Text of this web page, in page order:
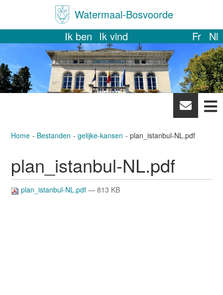
Watermaal-Bosvoorde
Ik ben Ik vind Fr Nl
News
letter
Home Bestanden gelijke-kansen plan_istanbul-NL.pdf
plan_istanbul-NL.pdf
plan_istanbul-NL.pdf— 813 KB